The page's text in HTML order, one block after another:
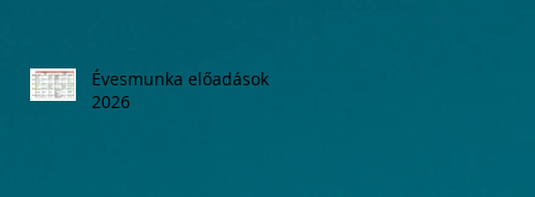
Évesmunka előadások
2026